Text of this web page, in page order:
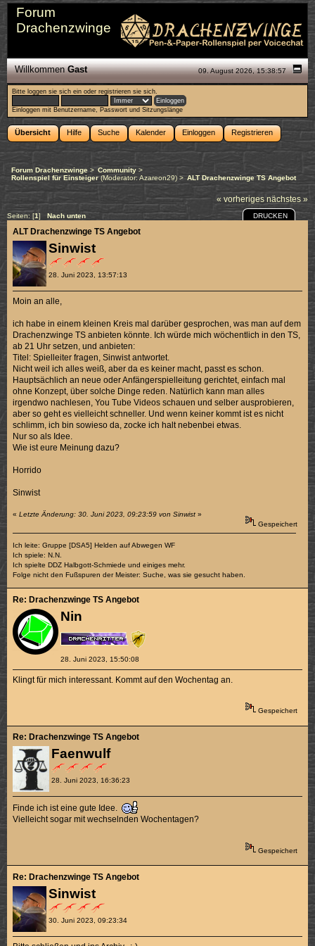
Forum
Drachenzwinge
09. August 2026, 15:38:57
WillkommenGast
Bitte loggen sie sich ein oderregistrieren sie sich.
Einloggen mit Benutzername, Passwort und Sitzungslänge
Übersicht Hilfe Suche Kalender Einloggen Registrieren
Forum Drachenzwinge > Community>
Rollenspiel für Einsteiger(Moderator: Azareon29) > ALT Drachenzwinge TS Angebot
« vorheriges nächstes »
Seiten: [1] Nach unten DRUCKEN
Sinwist
28. Juni 2023, 13:57:13
ALT Drachenzwinge TS Angebot
Moin an alle,
ich habe in einem kleinen Kreis mal darüber gesprochen, was man auf dem
Drachenzwinge TS anbieten könnte. Ich würde mich wöchentlich in den TS,
ab 21 Uhr setzen, und anbieten:
Titel: Spielleiter fragen, Sinwist antwortet.
Nicht weil ich alles weiß, aber da es keiner macht, passt es schon.
Hauptsächlich an neue oder Anfängerspielleitung gerichtet, einfach mal
ohne Konzept, über solche Dinge reden. Natürlich kann man alles
irgendwo nachlesen, You Tube Videos schauen und selber ausprobieren,
aber so geht es vielleicht schneller. Und wenn keiner kommt ist es nicht
schlimm, ich bin sowieso da, zocke ich halt nebenbei etwas.
Nur so als Idee.
Wie ist eure Meinung dazu?
Horrido
Sinwist
«Letzte Änderung: 30. Juni 2023, 09:23:59 von Sinwist »
Gespeichert
Ich leite: Gruppe [DSA5] Helden auf Abwegen WF
Ich spiele: N.N.
Ich spielte DDZ Halbgott-Schmiede und einiges mehr.
Folge nicht den Fußspuren der Meister: Suche, was sie gesucht haben.
Nin
28. Juni 2023, 15:50:08
Re: Drachenzwinge TS Angebot
Klingt für mich interessant. Kommt auf den Wochentag an.
Gespeichert
Faenwulf
28. Juni 2023, 16:36:23
Re: Drachenzwinge TS Angebot
Finde ich ist eine gute Idee.
Vielleicht sogar mit wechselnden Wochentagen?
Gespeichert
Sinwist
30. Juni 2023, 09:23:34
Re: Drachenzwinge TS Angebot